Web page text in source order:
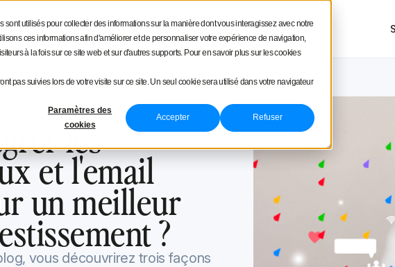
utilisés pour collecter des informations sur la manière dont vous interagissez avec notre
ces informations afin d'améliorer et de personnaliser votre expérience de navigation,
à la fois sur ce site web et sur d'autres supports. Pour en savoir plus sur les cookies
pas suivies lors de votre visite sur ce site. Un seul cookie sera utilisé dans votre navigateur
Paramètres des
cookies
Accepter Refuser
Ressources NOUVEAU Démo produitTarifs
Iconosquare
January 8, 2024
les
et l'email
un meilleur
?
vous découvrirez trois façons